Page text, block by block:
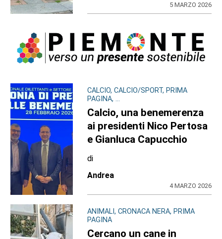
5 MARZO 2026
CALCIO, CALCIO/SPORT, PRIMA
PAGINA, ...
Calcio, una benemerenza
ai presidenti Nico Pertosa
e Gianluca Capucchio
di
Andrea
4 MARZO 2026
ANIMALI, CRONACA NERA, PRIMA
PAGINA
Cercano un cane in